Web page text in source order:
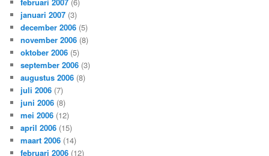
januari 2007 (3)
december 2006 (5)
november 2006 (8)
oktober 2006 (5)
september 2006 (3)
augustus 2006 (8)
juli 2006 (7)
juni 2006 (8)
mei 2006 (12)
april 2006 (15)
maart 2006 (14)
februari 2006 (12)